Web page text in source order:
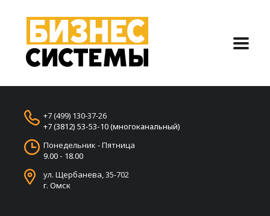
+7 (499) 130-37-26
+7 (3812) 53-53-10 (многоканальный)
Понедельник - Пятница
9.00 - 18.00
ул. Щербанева, 35-702
г. Омск